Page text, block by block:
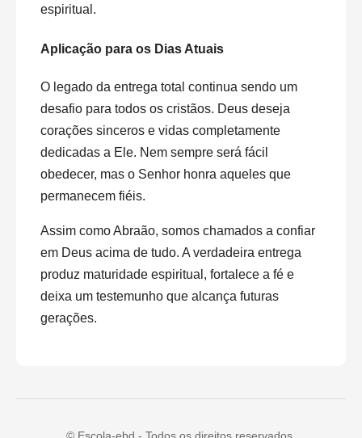
espiritual.
Aplicação para os Dias Atuais
O legado da entrega total continua sendo um
desafio para todos os cristãos. Deus deseja
corações sinceros e vidas completamente
dedicadas a Ele. Nem sempre será fácil
obedecer, mas o Senhor honra aqueles que
permanecem fiéis.
Assim como Abraão, somos chamados a confiar
em Deus acima de tudo. A verdadeira entrega
produz maturidade espiritual, fortalece a fé e
deixa um testemunho que alcança futuras
gerações.
© Escola-ebd - Todos os direitos reservados.